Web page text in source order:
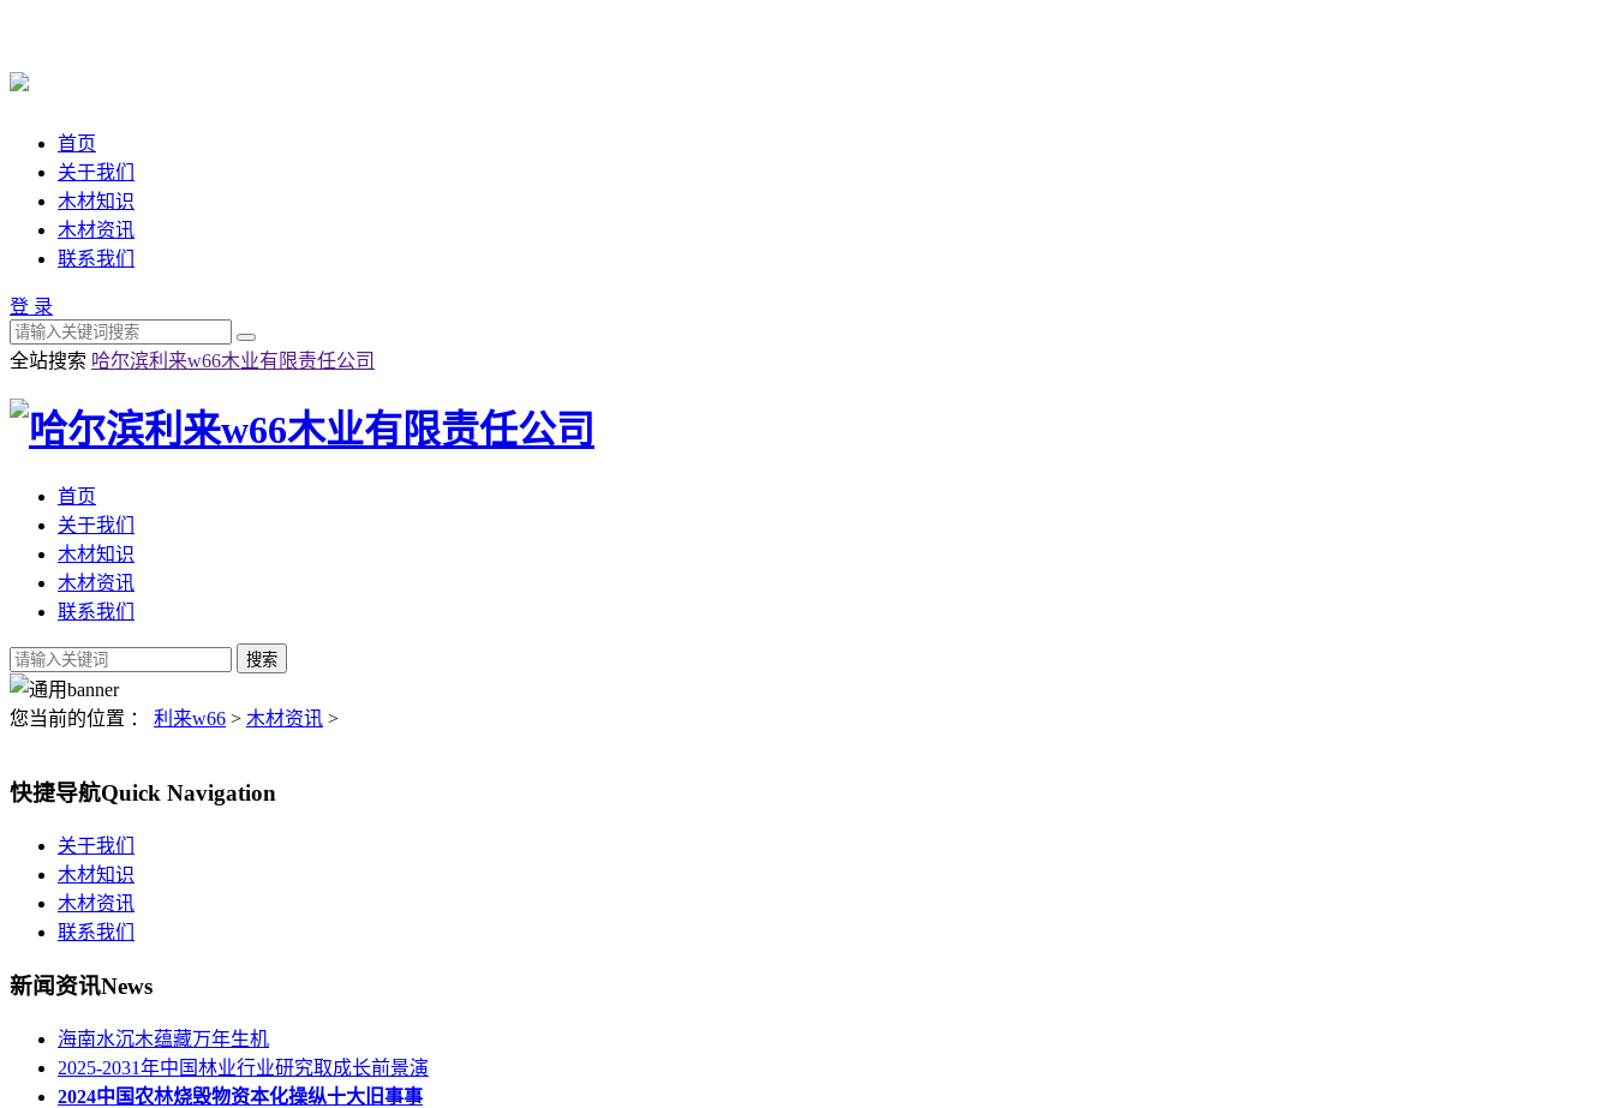
首页
关于我们
木材知识
木材资讯
联系我们
登 录
全站搜索 哈尔滨利来w66木业有限责任公司
首页
关于我们
木材知识
木材资讯
联系我们
您当前的位置 ： 利来w66 > 木材资讯 >
快捷导航Quick Navigation
关于我们
木材知识
木材资讯
联系我们
新闻资讯News
海南水沉木蕴藏万年生机
2025-2031年中国林业行业研究取成长前景演
2024中国农林烧毁物资本化操纵十大旧事事